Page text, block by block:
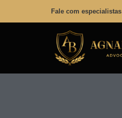
Fale com especialistas